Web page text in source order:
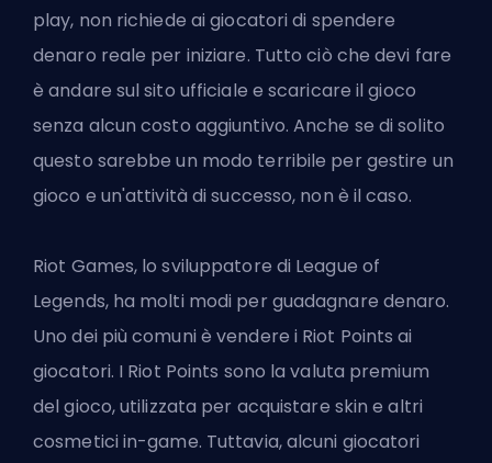
play, non richiede ai giocatori di spendere
denaro reale per iniziare. Tutto ciò che devi fare
è andare sul sito ufficiale e scaricare il gioco
senza alcun costo aggiuntivo. Anche se di solito
questo sarebbe un modo terribile per gestire un
gioco e un'attività di successo, non è il caso.
Riot Games, lo sviluppatore di League of
Legends, ha molti modi per guadagnare denaro.
Uno dei più comuni è vendere i Riot Points ai
giocatori. I Riot Points sono la valuta premium
del gioco, utilizzata per acquistare skin e altri
cosmetici in-game. Tuttavia, alcuni giocatori